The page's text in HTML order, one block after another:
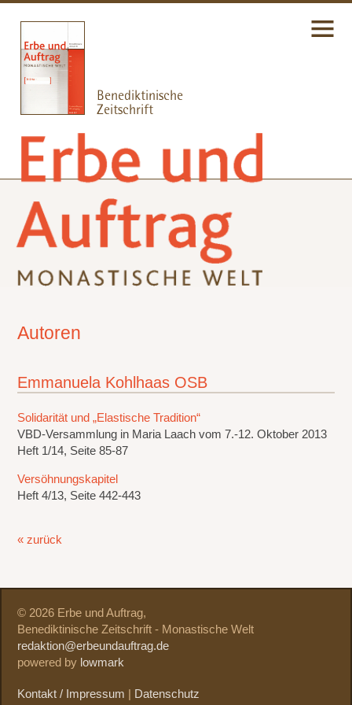
Autoren
Emmanuela Kohlhaas OSB
Solidarität und „Elastische Tradition“
VBD-Versammlung in Maria Laach vom 7.-12. Oktober 2013
Heft 1/14, Seite 85-87
Versöhnungskapitel
Heft 4/13, Seite 442-443
« zurück
© 2026 Erbe und Auftrag,
Benediktinische Zeitschrift - Monastische Welt
redaktion@erbeundauftrag.de
powered by lowmark
Kontakt / Impressum Datenschutz